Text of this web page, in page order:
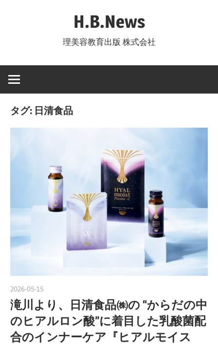
ツ
ス
H.B.News
理美容教育出版 株式会社
タグ: 日清食品
2026-05-15
滝川より、日清食品㈱の “からだの中
のヒアルロン酸”に着目した乳酸菌配
合のインナーケア『ヒアルモイス